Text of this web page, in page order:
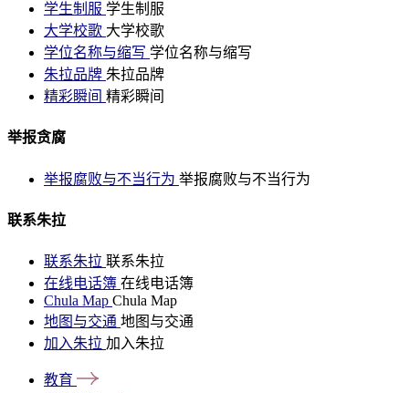
学生制服 学生制服
大学校歌 大学校歌
学位名称与缩写 学位名称与缩写
朱拉品牌 朱拉品牌
精彩瞬间 精彩瞬间
举报贪腐
举报腐败与不当行为 举报腐败与不当行为
联系朱拉
联系朱拉 联系朱拉
在线电话簿 在线电话簿
Chula Map Chula Map
地图与交通 地图与交通
加入朱拉 加入朱拉
教育